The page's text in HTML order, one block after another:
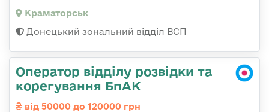
Краматорськ
Донецький зональний відділ ВСП
Оператор відділу розвідки та
корегування БпАК
від 50000 до 120000 грн